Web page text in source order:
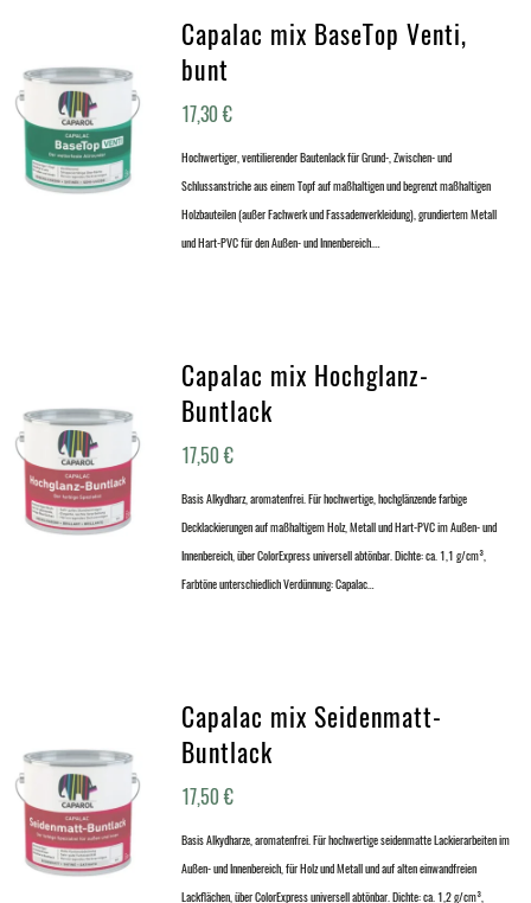
Capalac mix BaseTop Venti,
bunt
17,30€
Hochwertiger, ventilierender Bautenlack für Grund-, Zwischen- und
Schlussanstriche aus einem Topf auf maßhaltigen und begrenzt maßhaltigen
Holzbauteilen (außer Fachwerk und Fassadenverkleidung), grundiertem Metall
und Hart-PVC für den Außen- und Innenbereich.…
Capalac mix Hochglanz-
Buntlack
17,50€
Basis Alkydharz, aromatenfrei. Für hochwertige, hochglänzende farbige
Decklackierungen auf maßhaltigem Holz, Metall und Hart-PVC im Außen- und
Innenbereich, über ColorExpress universell abtönbar. Dichte: ca. 1,1 g/cm³,
Farbtöne unterschiedlich Verdünnung: Capalac…
Capalac mix Seidenmatt-
Buntlack
17,50€
Basis Alkydharze, aromatenfrei. Für hochwertige seidenmatte Lackierarbeiten im
Außen- und Innenbereich, für Holz und Metall und auf alten einwandfreien
Lackflächen, über ColorExpress universell abtönbar. Dichte: ca. 1,2 g/cm³,